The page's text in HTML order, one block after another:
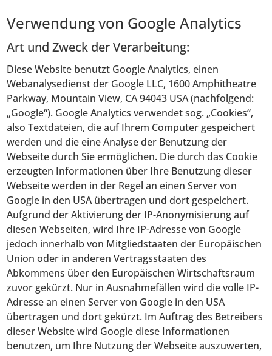
Verwendung von Google Analytics
Art und Zweck der Verarbeitung:
Diese Website benutzt Google Analytics, einen
Webanalysedienst der Google LLC, 1600 Amphitheatre
Parkway, Mountain View, CA 94043 USA (nachfolgend:
„Google“). Google Analytics verwendet sog. „Cookies“,
also Textdateien, die auf Ihrem Computer gespeichert
werden und die eine Analyse der Benutzung der
Webseite durch Sie ermöglichen. Die durch das Cookie
erzeugten Informationen über Ihre Benutzung dieser
Webseite werden in der Regel an einen Server von
Google in den USA übertragen und dort gespeichert.
Aufgrund der Aktivierung der IP-Anonymisierung auf
diesen Webseiten, wird Ihre IP-Adresse von Google
jedoch innerhalb von Mitgliedstaaten der Europäischen
Union oder in anderen Vertragsstaaten des
Abkommens über den Europäischen Wirtschaftsraum
zuvor gekürzt. Nur in Ausnahmefällen wird die volle IP-
Adresse an einen Server von Google in den USA
übertragen und dort gekürzt. Im Auftrag des Betreibers
dieser Website wird Google diese Informationen
benutzen, um Ihre Nutzung der Webseite auszuwerten,